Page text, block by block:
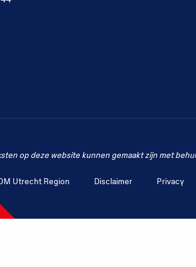
op deze website kunnen gemaakt zijn met
Utrecht Region Disclaimer Privacy